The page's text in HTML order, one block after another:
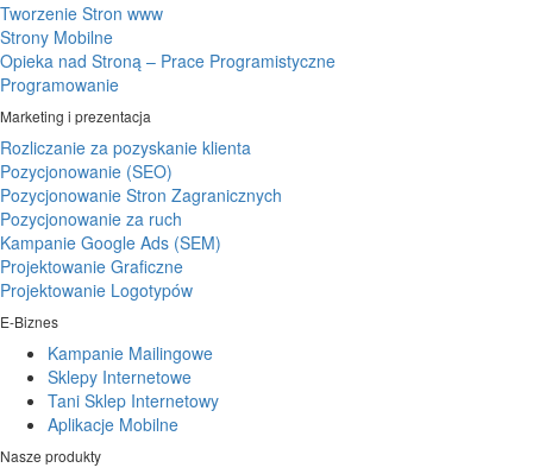
Tworzenie Stron www
Strony Mobilne
Opieka nad Stroną – Prace Programistyczne
Programowanie
Marketing i prezentacja
Rozliczanie za pozyskanie klienta
Pozycjonowanie (SEO)
Pozycjonowanie Stron Zagranicznych
Pozycjonowanie za ruch
Kampanie Google Ads (SEM)
Projektowanie Graficzne
Projektowanie Logotypów
E-Biznes
Kampanie Mailingowe
Sklepy Internetowe
Tani Sklep Internetowy
Aplikacje Mobilne
Nasze produkty